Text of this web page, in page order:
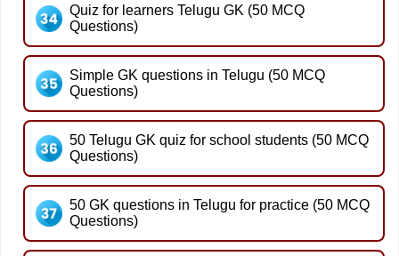
Quiz for learners Telugu GK (50 MCQ
Questions)
Simple GK questions in Telugu (50 MCQ
Questions)
50 Telugu GK quiz for school students (50 MCQ
Questions)
50 GK questions in Telugu for practice (50 MCQ
Questions)